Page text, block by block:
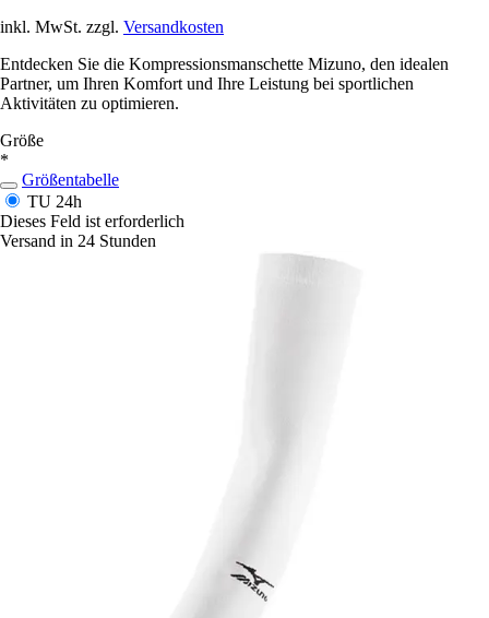
inkl. MwSt. zzgl. Versandkosten
Entdecken Sie die Kompressionsmanschette Mizuno, den idealen
Partner, um Ihren Komfort und Ihre Leistung bei sportlichen
Aktivitäten zu optimieren.
Größe
*
Größentabelle
TU 24h
Dieses Feld ist erforderlich
Versand in 24 Stunden